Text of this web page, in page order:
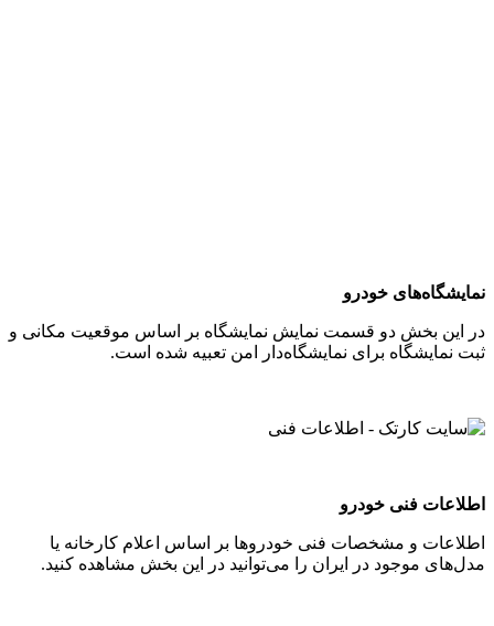
نمایشگاه‌های خودرو
در این بخش دو قسمت نمایش نمایشگاه‌ بر اساس موقعیت مکانی و
ثبت نمایشگاه برای نمایشگاه‌دار امن تعبیه شده است.
اطلاعات فنی خودرو
اطلاعات و مشخصات فنی خودروها بر اساس اعلام کارخانه یا
مدل‌های موجود در ایران را می‌توانید در این بخش مشاهده کنید.